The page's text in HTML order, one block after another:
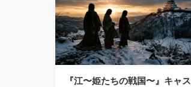
『江〜姫たちの戦国〜』キャス